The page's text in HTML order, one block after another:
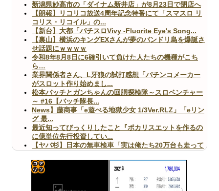
新潟県妙高市の「ダイナム新井店」が8月23日で閉店へ
【朗報】リコリコ放送4周年記念特番にて「スマスロ リ
コリス・リコイル」の...
【新台】大都「パチスロVivy -Fluorite Eye's Song...
【裏山】横浜のキングEXさんが夢のバンドリ島を爆誕さ
せ話題にｗｗｗｗ
令和8年8月8日に6確引いて負けた人たちの機種がこち
ら…
業界関係者さん、L牙狼の試打感想「パチンコメーカー
がスロット作り始めまし...
松本バッチとガンちゃんの回胴探検隊～スロベンチャー
～ #16【バッチ隊長...
News】藤商事「e遊べる地獄少女 1/3Ver.RLZ」「eリン
グ 最...
最近知ってびっくりしたこと『ポカリスエットを作るの
に億単位先行投資してい...
【ヤバ杉】日本の無車検車「実は俺たち20万台も走って
【閲覧注意】俺が近くにいると機械が壊れるんだけどさ
【画像】ペプシコーラ社、「こういうのでいいんだよ」